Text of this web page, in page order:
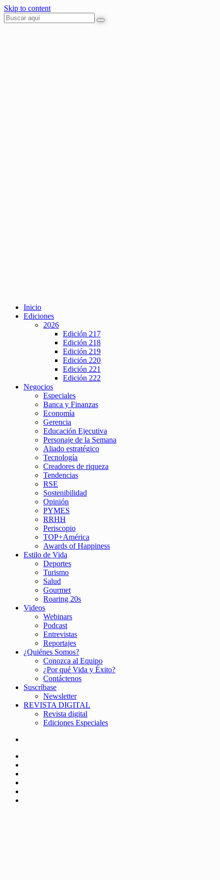
Skip to content
Inicio
Ediciones
2026
Edición 217
Edición 218
Edición 219
Edición 220
Edición 221
Edición 222
Negocios
Especiales
Banca y Finanzas
Economía
Gerencia
Educación Ejecutiva
Personaje de la Semana
Aliado estratégico
Tecnología
Creadores de riqueza
Tendencias
RSE
Sostenibilidad
Opinión
PYMES
RRHH
Periscopio
TOP+América
Awards of Happiness
Estilo de Vida
Deportes
Turismo
Salud
Gourmet
Roaring 20s
Videos
Webinars
Podcast
Entrevistas
Reportajes
¿Quiénes Somos?
Conozca al Equipo
¿Por qué Vida y Éxito?
Contáctenos
Suscríbase
Newsletter
REVISTA DIGITAL
Revista digital
Ediciones Especiales